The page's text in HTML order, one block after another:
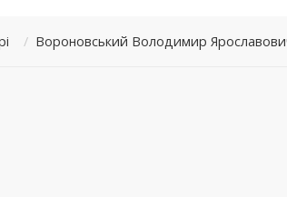
/ Вороновський Володимир